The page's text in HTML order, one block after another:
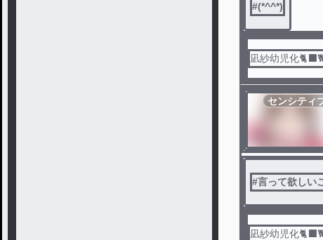
#(*^^*)
凪紗幼児化
センシティ
#言って欲しい
凪紗幼児化